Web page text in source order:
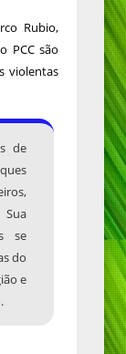
Rubio,
PCC são
violentas
de
se
do
e